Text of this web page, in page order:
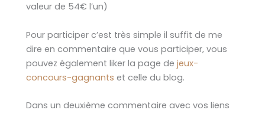
valeur de 54€ l’un)
Pour participer c’est très simple il suffit de me
dire en commentaire que vous participer, vous
pouvez également liker la page de jeux-
concours-gagnants et celle du blog.
Dans un deuxième commentaire avec vos liens